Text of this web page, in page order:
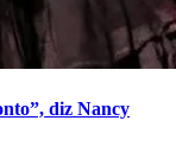
diz Nancy